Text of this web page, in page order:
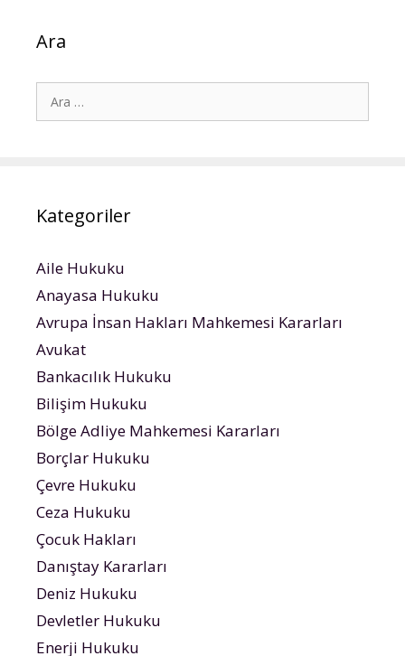
Ara
için
ara
Kategoriler
Aile Hukuku
Anayasa Hukuku
Avrupa İnsan Hakları Mahkemesi Kararları
Avukat
Bankacılık Hukuku
Bilişim Hukuku
Bölge Adliye Mahkemesi Kararları
Borçlar Hukuku
Çevre Hukuku
Ceza Hukuku
Çocuk Hakları
Danıştay Kararları
Deniz Hukuku
Devletler Hukuku
Enerji Hukuku